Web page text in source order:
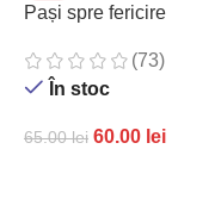
Pași spre fericire
(73)
În stoc
65.00lei 60.00 lei